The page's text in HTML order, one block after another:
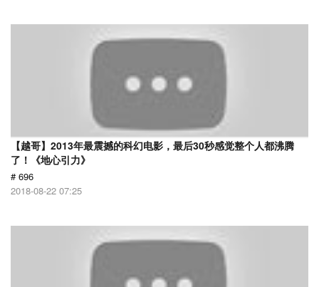
【越哥】2013年最震撼的科幻电影，最后30秒感觉整个人都沸腾
了！《地心引力》
# 696
2018-08-22 07:25